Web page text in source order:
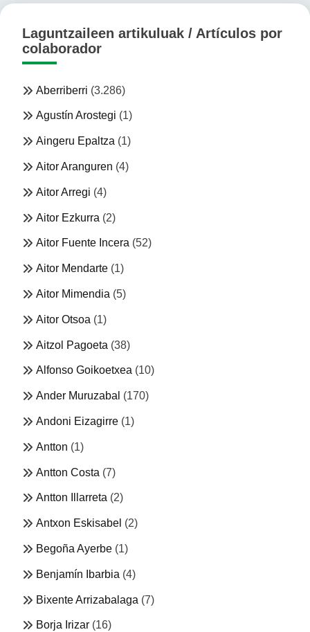
Laguntzaileen artikuluak / Artículos por
colaborador
Aberriberri (3.286)
Agustín Arostegi (1)
Aingeru Epaltza (1)
Aitor Aranguren (4)
Aitor Arregi (4)
Aitor Ezkurra (2)
Aitor Fuente Incera (52)
Aitor Mendarte (1)
Aitor Mimendia (5)
Aitor Otsoa (1)
Aitzol Pagoeta (38)
Alfonso Goikoetxea (10)
Ander Muruzabal (170)
Andoni Eizagirre (1)
Antton (1)
Antton Costa (7)
Antton Illarreta (2)
Antxon Eskisabel (2)
Begoña Ayerbe (1)
Benjamín Ibarbia (4)
Bixente Arrizabalaga (7)
Borja Irizar (16)